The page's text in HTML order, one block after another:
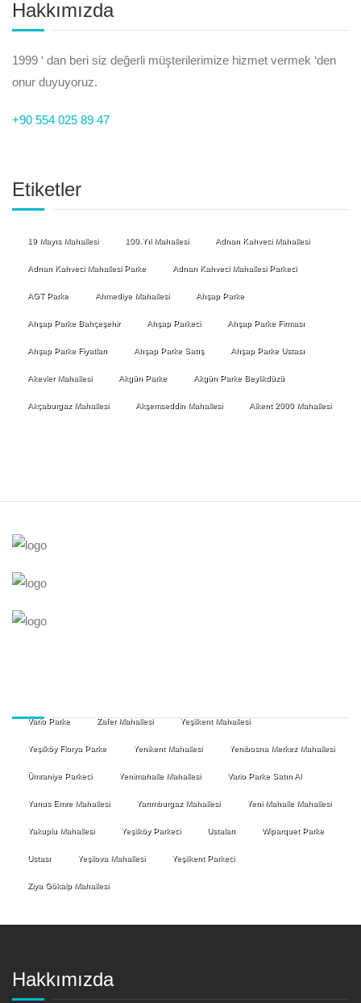
Hakkımızda
1999 ‘ dan beri siz değerli müşterilerimize hizmet vermek ‘den
onur duyuyoruz.
+90 554 025 89 47
Etiketler
19 Mayıs Mahallesi 100.Yıl Mahallesi Adnan Kahveci Mahallesi
Adnan Kahveci Mahallesi Parke Adnan Kahveci Mahallesi Parkeci
AGT Parke Ahmediye Mahallesi Ahşap Parke
Ahşap Parke Bahçeşehir Ahşap Parkeci Ahşap Parke Firması
Ahşap Parke Fiyatları Ahşap Parke Satış Ahşap Parke Ustası
Akevler Mahallesi Akgün Parke Akgün Parke Beylikdüzü
Akçaburgaz Mahallesi Akşemseddin Mahallesi Alkent 2000 Mahallesi
Vario Parke Zafer Mahallesi Yeşilkent Mahallesi
Yeşilköy Florya Parke Yenikent Mahallesi Yenibosna Merkez Mahallesi
Ümraniye Parkeci Yenimahalle Mahallesi Vario Parke Satın Al
Yunus Emre Mahallesi Yarımburgaz Mahallesi Yeni Mahalle Mahallesi
Yakuplu Mahallesi Yeşilköy Parkeci Ustaları Wiparquet Parke
Ustası Yeşilova Mahallesi Yeşilkent Parkeci
Ziya Gökalp Mahallesi
Hakkımızda